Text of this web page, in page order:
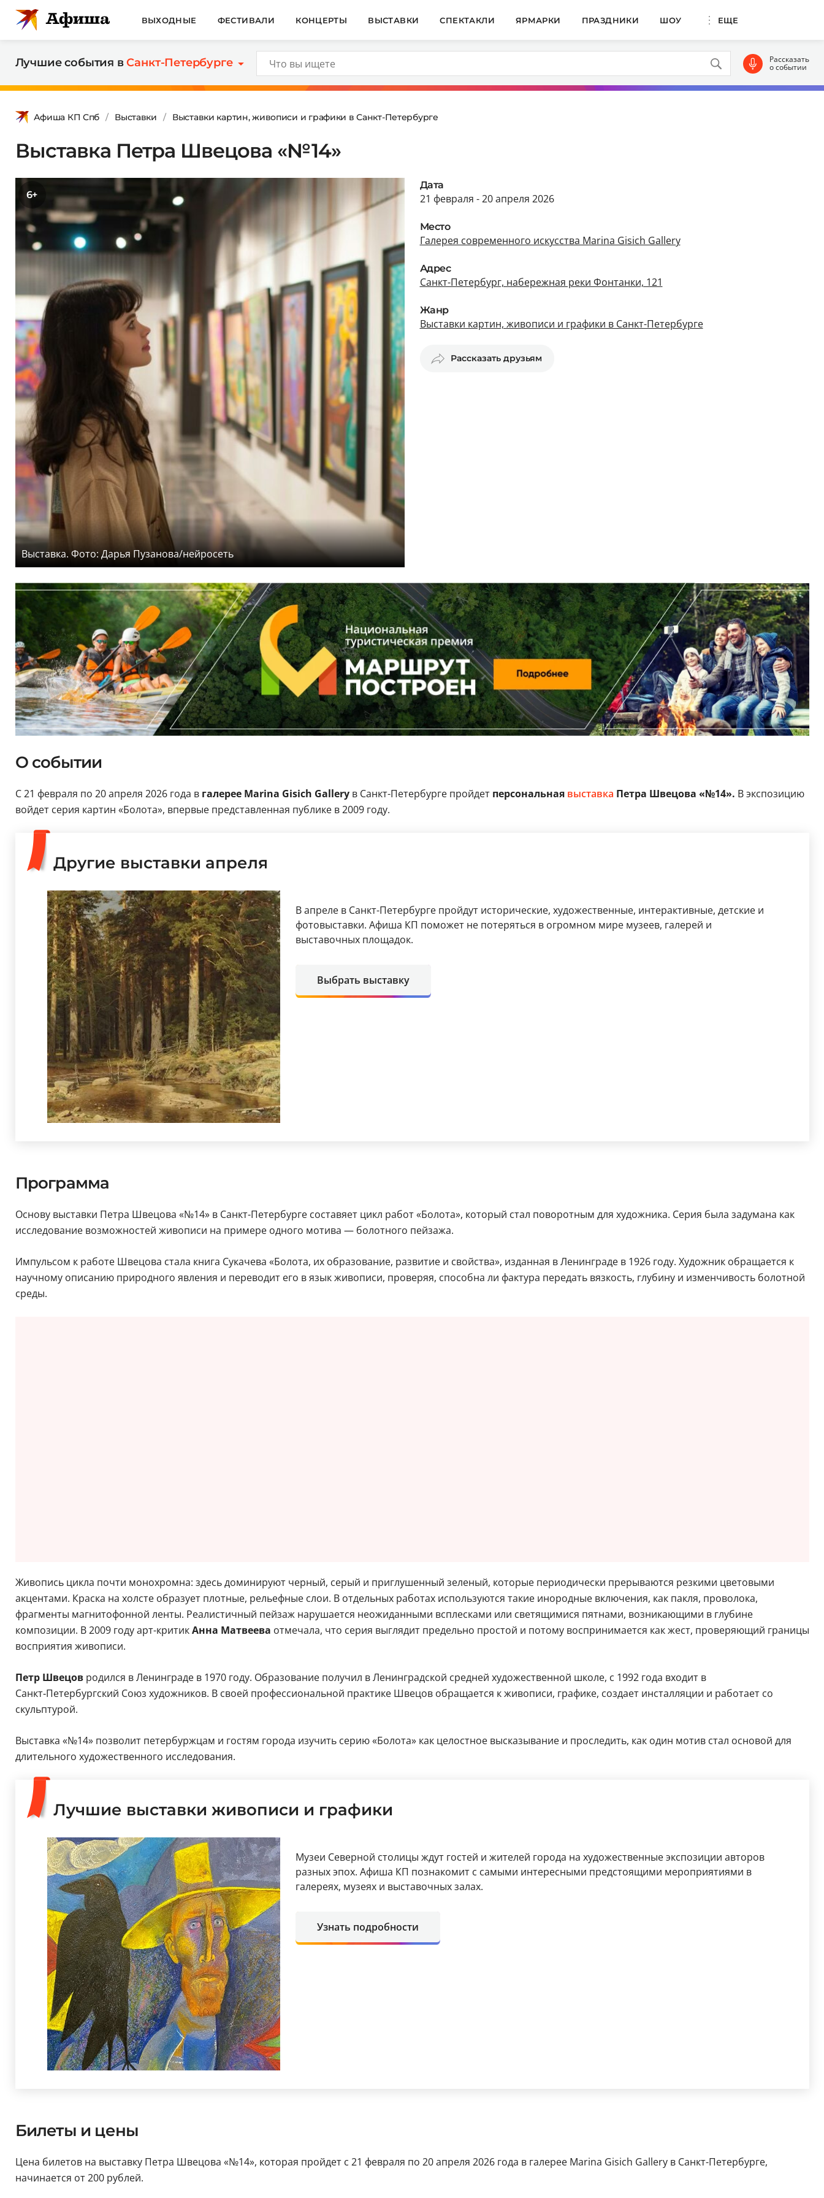
ВЫХОДНЫЕ ФЕСТИВАЛИ КОНЦЕРТЫ ВЫСТАВКИ СПЕКТАКЛИ ЯРМАРКИ ПРАЗДНИКИ ШОУ ЕЩЕ
Лучшие события вСанкт-Петербурге Рассказать
о событии
Афиша КП Спб Выставки Выставки картин, живописи и графики в Санкт-Петербурге
Выставка Петра Швецова «№14»
6+
Выставка. Фото: Дарья Пузанова/нейросеть
Дата
21 февраля - 20 апреля 2026
Место
Галерея современного искусства Marina Gisich Gallery
Адрес
Санкт-Петербург, набережная реки Фонтанки, 121
Жанр
Выставки картин, живописи и графики в Санкт-Петербурге
Рассказать друзьям
О событии
С 21 февраля по 20 апреля 2026 года вгалерее Marina Gisich Galleryв Санкт-Петербурге пройдет персональная выставка Петра Швецова «№14». В экспозицию
войдет серия картин «Болота», впервые представленная публике в 2009 году.
Другие выставки апреля
В апреле в Санкт-Петербурге пройдут исторические, художественные, интерактивные, детские и
фотовыставки. Афиша КП поможет не потеряться в огромном мире музеев, галерей и
выставочных площадок.
Выбрать выставку
Программа
Основу выставки Петра Швецова «№14» в Санкт-Петербурге составяет цикл работ «Болота», который стал поворотным для художника. Серия была задумана как
исследование возможностей живописи на примере одного мотива — болотного пейзажа.
Импульсом к работе Швецова стала книга Сукачева «Болота, их образование, развитие и свойства», изданная в Ленинграде в 1926 году. Художник обращается к
научному описанию природного явления и переводит его в язык живописи, проверяя, способна ли фактура передать вязкость, глубину и изменчивость болотной
среды.
Живопись цикла почти монохромна: здесь доминируют черный, серый и приглушенный зеленый, которые периодически прерываются резкими цветовыми
акцентами. Краска на холсте образует плотные, рельефные слои. В отдельных работах используются такие инородные включения, как пакля, проволока,
фрагменты магнитофонной ленты. Реалистичный пейзаж нарушается неожиданными всплесками или светящимися пятнами, возникающими в глубине
композиции. В 2009 году арт-критикАнна Матвеева отмечала, что серия выглядит предельно простой и потому воспринимается как жест, проверяющий границы
восприятия живописи.
Петр Швецовродился в Ленинграде в 1970 году. Образование получил в Ленинградской средней художественной школе, с 1992 года входит в
Санкт‑Петербургский Союз художников. В своей профессиональной практике Швецов обращается к живописи, графике, создает инсталляции и работает со
скульптурой.
Выставка «№14» позволит петербуржцам и гостям города изучить серию «Болота» как целостное высказывание и проследить, как один мотив стал основой для
длительного художественного исследования.
Лучшие выставки живописи и графики
Музеи Северной столицы ждут гостей и жителей города на художественные экспозиции авторов
разных эпох. Афиша КП познакомит с самыми интересными предстоящими мероприятиями в
галереях, музеях и выставочных залах.
Узнать подробности
Билеты и цены
Цена билетов на выставку Петра Швецова «№14», которая пройдет с 21 февраля по 20 апреля 2026 года в галерее Marina Gisich Gallery в Санкт-Петербурге,
начинается от 200 рублей.